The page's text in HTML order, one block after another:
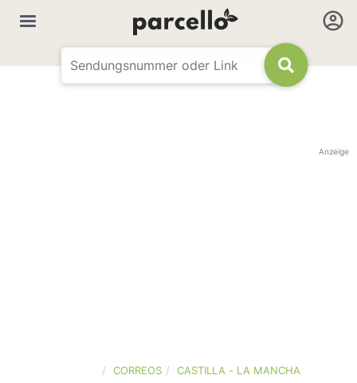
Anzeige
CORREOS CASTILLA - LA MANCHA